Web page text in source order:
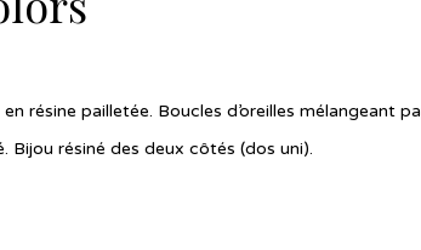
résine pailletée. Boucles d’oreilles mélangeant
Bijou résiné des deux côtés (dos uni).